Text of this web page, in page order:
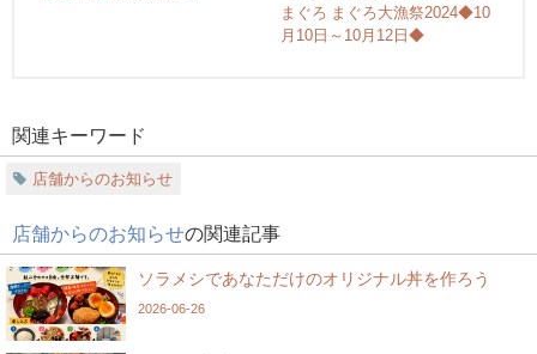
まぐろ まぐろ大漁祭2024◆10
月10日～10月12日◆
関連キーワード
店舗からのお知らせ
店舗からのお知らせの関連記事
ソラメシであなただけのオリジナル丼を作ろう
2026-06-26